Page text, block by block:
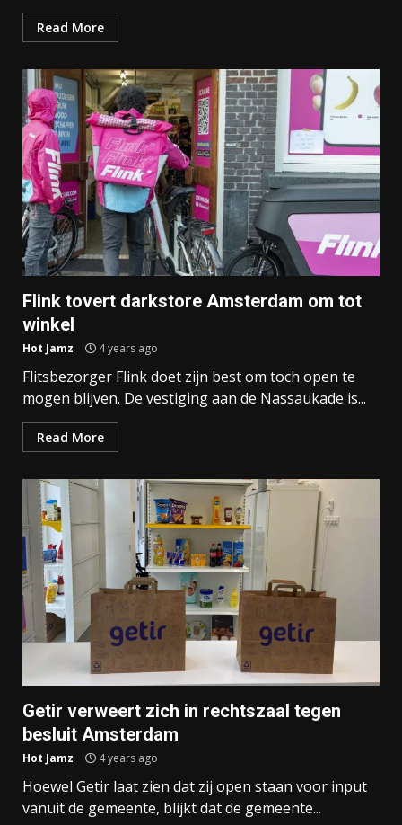
Read More
Flink tovert darkstore Amsterdam om tot
winkel
Hot Jamz 4 years ago
Flitsbezorger Flink doet zijn best om toch open te
mogen blijven. De vestiging aan de Nassaukade is...
Read More
Getir verweert zich in rechtszaal tegen
besluit Amsterdam
Hot Jamz 4 years ago
Hoewel Getir laat zien dat zij open staan voor input
vanuit de gemeente, blijkt dat de gemeente...